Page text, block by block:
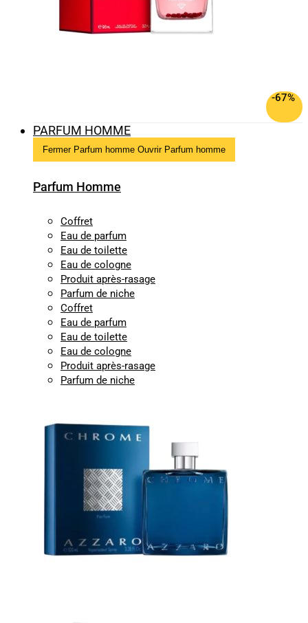
-67%
PARFUM HOMME
Fermer Parfum homme Ouvrir Parfum homme
Parfum Homme
Coffret
Eau de parfum
Eau de toilette
Eau de cologne
Produit après-rasage
Parfum de niche
Coffret
Eau de parfum
Eau de toilette
Eau de cologne
Produit après-rasage
Parfum de niche